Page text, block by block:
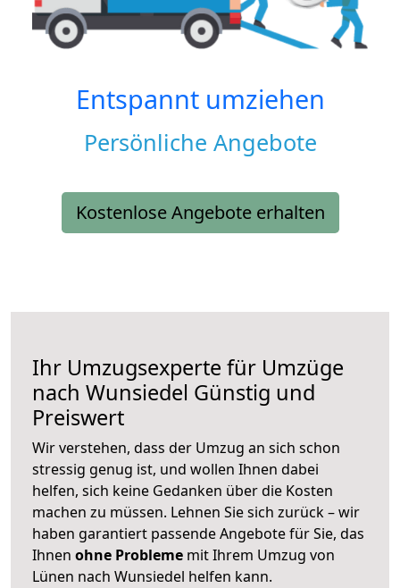
Entspannt umziehen
Persönliche Angebote
Kostenlose Angebote erhalten
Ihr Umzugsexperte für Umzüge
nach Wunsiedel Günstig und
Preiswert
Wir verstehen, dass der Umzug an sich schon
stressig genug ist, und wollen Ihnen dabei
helfen, sich keine Gedanken über die Kosten
machen zu müssen. Lehnen Sie sich zurück – wir
haben garantiert passende Angebote für Sie, das
Ihnen ohne Probleme mit Ihrem Umzug von
Lünen nach Wunsiedel helfen kann.